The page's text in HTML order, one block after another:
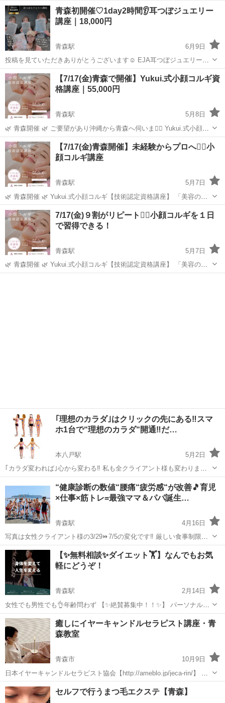
青森初開催♡1day2時間👂耳つぼジュエリー
講座｜18,000円
青森駅
6月9日
投稿を見ていただきありがとうございます☺️ EJA耳つぼジュエリー協
会認定講師、 mari's美健耳つぼ代表の Marie★と申します！ 沖縄を拠
点に福岡・大阪・神奈川・東京と 全国各地で耳つぼジュエリー資...
青森 青森市 青森駅 その他 つぼ
【7/17(金)青森で開催】Yukui.式小顔コルギ資
格講座｜55,000円
青森駅
5月8日
🌿 青森開催 🌿 ご要望があり沖縄から青森へ伺いま❤️‍🔥 Yukui.式小顔コ
ルギ【技術認定資格講座】 「美容の仕事に興味はあるけど…」 「私に
もできるかな？」 そんな未経験の方でも安心して学べる...
青森 三沢市 青森駅 その他 コルギ
【7/17(金)青森開催】未経験からプロへ❤️‍🔥小
顔コルギ講座
青森駅
5月7日
🌿 青森開催 🌿 Yukui.式小顔コルギ【技術認定資格講座】 「美容の仕
事に興味はあるけど…」 「私にもできるかな？」 そんな未経験の方で
も安心して学べる 少人数制の技術講座です☺️✨ マンツー...
青森 八戸市 青森駅 その他 コルギ
7/17(金)９割がリピート❤️‍🔥小顔コルギを１日
で習得できる！
青森駅
5月7日
🌿 青森開催 🌿 Yukui.式小顔コルギ【技術認定資格講座】 「美容の仕
事に興味はあるけど…」 「私にもできるかな？」 そんな未経験の方で
｢理想のカラダ｣はクリックの先にある‼️スマ
ホ1台で“理想のカラダ“開通‼️だ…
本八戸駅
5月2日
｢カラダ変われば｣心から変わる‼️ 私も全クライアント様も変わりまし
た‼️ 次は【皆様が変わって証明です🙋】 ☝️クライアント様の3/29⏩7/5
の変化です‼️ 厳しい食事制限や辛いトレーニングもしていません🎵 ...
本八戸駅 その他
“健康診断の数値“腰痛“疲労感“が改善🎵育児
×仕事×筋トレ=最強ママ＆パパ誕生…
青森駅
4月16日
写真は女性クライアント様の3/29⏩7/5の変化です‼️ 厳しい食事制限や
辛いトレーニングもしていません🎵 自宅で完結🎵【オンラインボディ
メイクコーチ🏋️】 ｢ダイエットごっこ😭｣必ず卒業する🔥 ・“一年中“健
康的...
青森 青森市 青森駅 その他
【✨無料相談✨ダイエット🏋️】なんでもお気
軽にどうぞ！
青森駅
2月14日
女性でも男性でも👌年齢問わず 【✨絶賛募集中！！✨】 パーソナルコ
ーチングとして活動してます！！ マサトといいます！🙋‍♂️💪🏻✨ ✨😊お
気軽にご相談ください！😊✨ 自分自身ボディメイクに出会って、 ...
青森 青森市 青森駅 その他 プロフィール
癒しにイヤーキャンドルセラピスト講座・青
森教室
青森市
10月9日
日本イヤーキャンドルセラピスト協会【http://ameblo.jp/jeca-rin/】 耳
から究極の癒し～イヤーキャンドルセラピーを学びませんか？ 青森県
内では青森市にてレッスン開催となります。 近隣県が近い...
青森 青森市 つぼ
セルフで行うまつ毛エクステ【青森】